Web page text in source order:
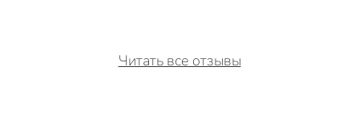
Читать все отзывы